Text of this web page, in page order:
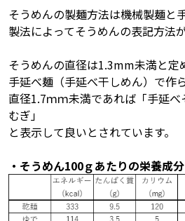
そうめんの製麺方法は機械製麺と
製法によってそうめんの表記方法
そうめんの直径は1.3mm未満と定
手延べ麺（手延べ干しめん）で作
直径1.7ｍｍ未満であれば「手延
むぎ」
と表示して良いとされています。
・そうめん100ｇあたりの栄養成分